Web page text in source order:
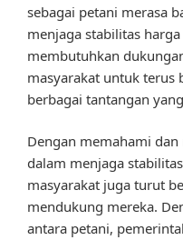
sebagai petani merasa
menjaga stabilitas
membutuhkan
masyarakat untuk terus
berbagai tantangan
Dengan memahami
dalam menjaga
masyarakat juga turut
mendukung mereka.
antara petani,